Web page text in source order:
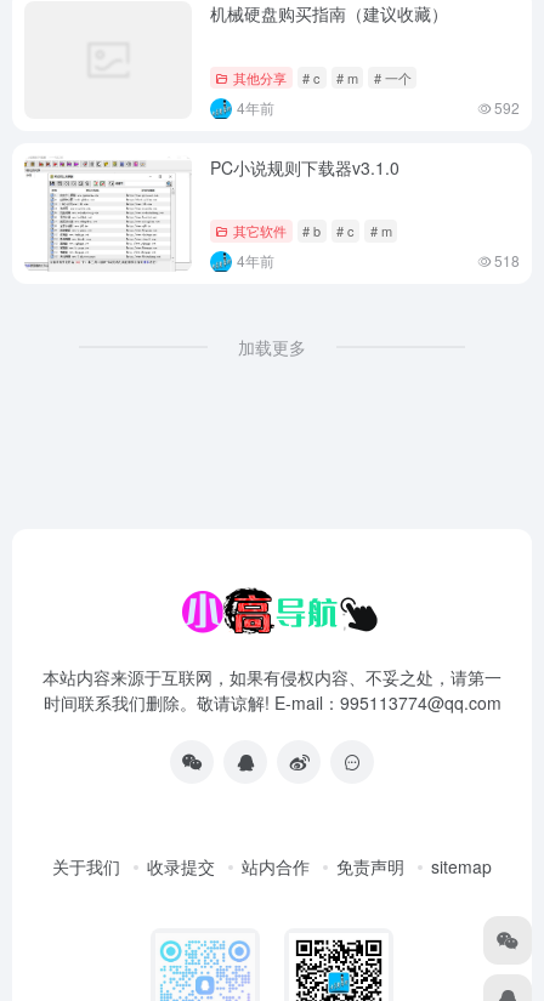
机械硬盘购买指南（建议收藏）
其他分享 # c # m # 一个
4年前 592
PC小说规则下载器v3.1.0
其它软件 # b # c # m
4年前 518
加载更多
本站内容来源于互联网，如果有侵权内容、不妥之处，请第一
时间联系我们删除。敬请谅解! E-mail：995113774@qq.com
关于我们 收录提交 站内合作 免责声明 sitemap